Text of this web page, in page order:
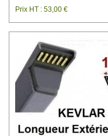
Prix HT : 53,00 €